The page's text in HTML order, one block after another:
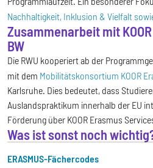
Nachhaltigkeit, Inklusion & Vielfalt
Zusammenarbeit mit
BW
Die RWU kooperiert ab der
mit dem Mobilitätskonsortium KOOR
Karlsruhe. Dies bedeutet, dass
Auslandspraktikum innerhalb der EU
Förderung über KOOR Erasmus
Was ist sonst noch
ERASMUS-Fächercodes